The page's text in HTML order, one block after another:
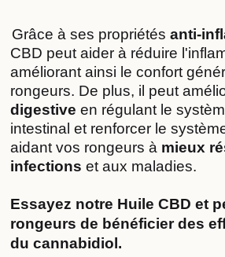
Grâce à ses propriétés anti-
CBD peut aider à réduire
améliorant ainsi le confort
rongeurs. De plus, il peut
digestive en régulant le
intestinal et renforcer le
aidant vos rongeurs à mieux
infections et aux maladies.
Essayez notre Huile CBD et
rongeurs de bénéficier des
du cannabidiol.